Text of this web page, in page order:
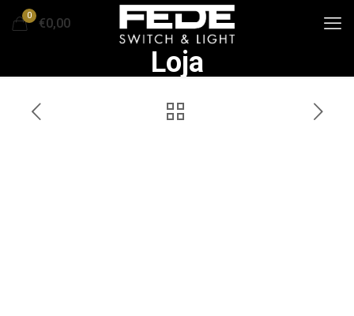
0
€0,00
Loja